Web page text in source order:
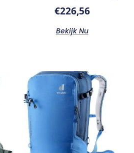
€226,56
Bekijk Nu